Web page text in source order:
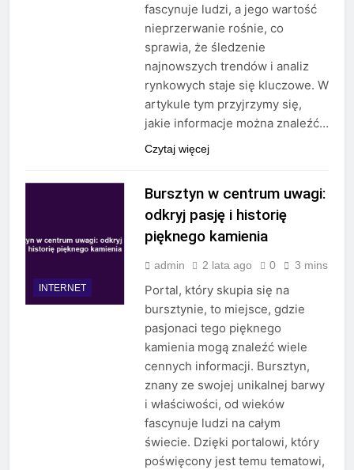
fascynuje ludzi, a jego wartość
nieprzerwanie rośnie, co
sprawia, że śledzenie
najnowszych trendów i analiz
rynkowych staje się kluczowe. W
artykule tym przyjrzymy się,
jakie informacje można znaleźć…
Czytaj więcej
INTERNET
Bursztyn w centrum uwagi:
odkryj pasję i historię
pięknego kamienia
admin 2 lata ago 0 3 mins
Portal, który skupia się na
bursztynie, to miejsce, gdzie
pasjonaci tego pięknego
kamienia mogą znaleźć wiele
cennych informacji. Bursztyn,
znany ze swojej unikalnej barwy
i właściwości, od wieków
fascynuje ludzi na całym
świecie. Dzięki portalowi, który
poświęcony jest temu tematowi,